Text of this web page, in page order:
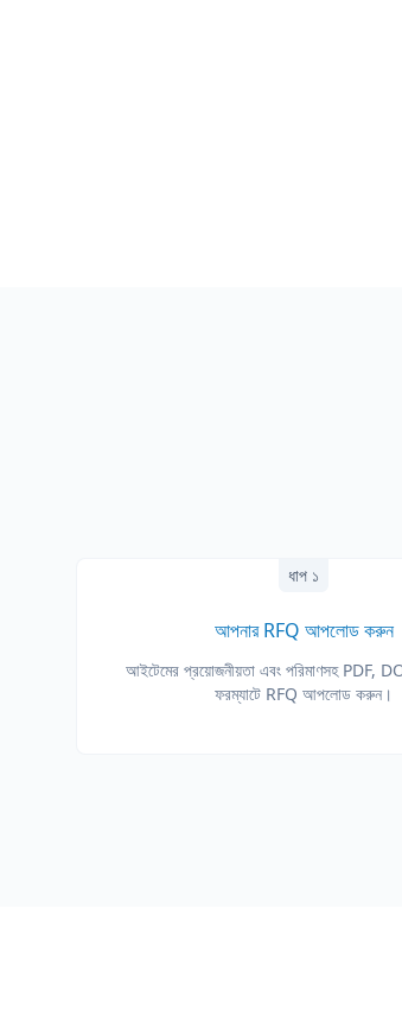
ধাপ ১
আপনার RFQ আপলোড করুন
আইটেমের প্রয়োজনীয়তা এবং পরিমাণসহ PDF,
ফরম্যাটে RFQ আপলোড করুন।